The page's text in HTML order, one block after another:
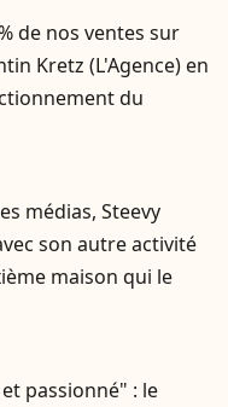
de nos ventes sur
Kretz (L'Agence) en
du
médias, Steevy
son autre activité
maison qui le
passionné" : le